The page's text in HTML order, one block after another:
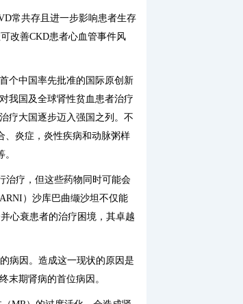
常共存且进一步影响患者生存
改善CKD患者心血管事件风
个中国率先批准的国际原创新
我国及全球肾性贫血患者治疗
疗大国逐步迈入强国之列。不
、炎症，炎性疾病和动脉粥样
治疗，但这些药物同时可能会
）沙库巴曲缬沙坦不仅能
心衰患者的治疗困境，其卓越
病因。造成这一现状的原因是
末期肾病的首位病因。